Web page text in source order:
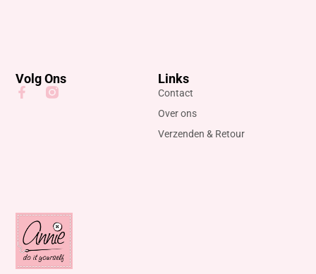
Links
Contact
Over ons
Verzenden & Retour
Volg Ons